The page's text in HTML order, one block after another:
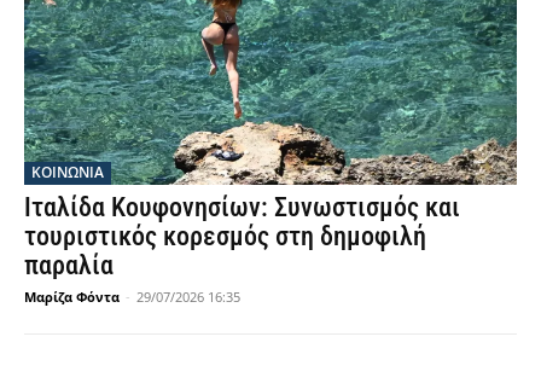
ΚΟΙΝΩΝΙΑ
Ιταλίδα Κουφονησίων: Συνωστισμός και
τουριστικός κορεσμός στη δημοφιλή
παραλία
Μαρίζα Φόντα - 29/07/2026 16:35